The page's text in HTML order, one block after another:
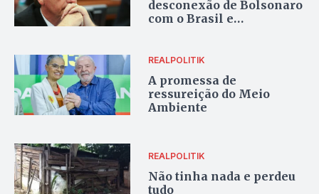
desconexão de Bolsonaro
com o Brasil e
REALPOLITIK
A promessa de
ressureição do Meio
Ambiente
REALPOLITIK
Não tinha nada e perdeu
tudo